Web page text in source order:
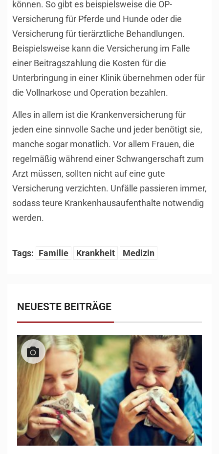
können. So gibt es beispielsweise die OP-
Versicherung für Pferde und Hunde oder die
Versicherung für tierärztliche Behandlungen.
Beispielsweise kann die Versicherung im Falle
einer Beitragszahlung die Kosten für die
Unterbringung in einer Klinik übernehmen oder für
die Vollnarkose und Operation bezahlen.
Alles in allem ist die Krankenversicherung für
jeden eine sinnvolle Sache und jeder benötigt sie,
manche sogar monatlich. Vor allem Frauen, die
regelmäßig während einer Schwangerschaft zum
Arzt müssen, sollten nicht auf eine gute
Versicherung verzichten. Unfälle passieren immer,
sodass teure Krankenhausaufenthalte notwendig
werden.
Tags: Familie Krankheit Medizin
NEUESTE BEITRÄGE